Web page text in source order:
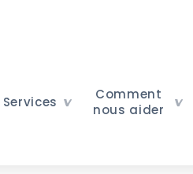
Services
Comment
nous aider